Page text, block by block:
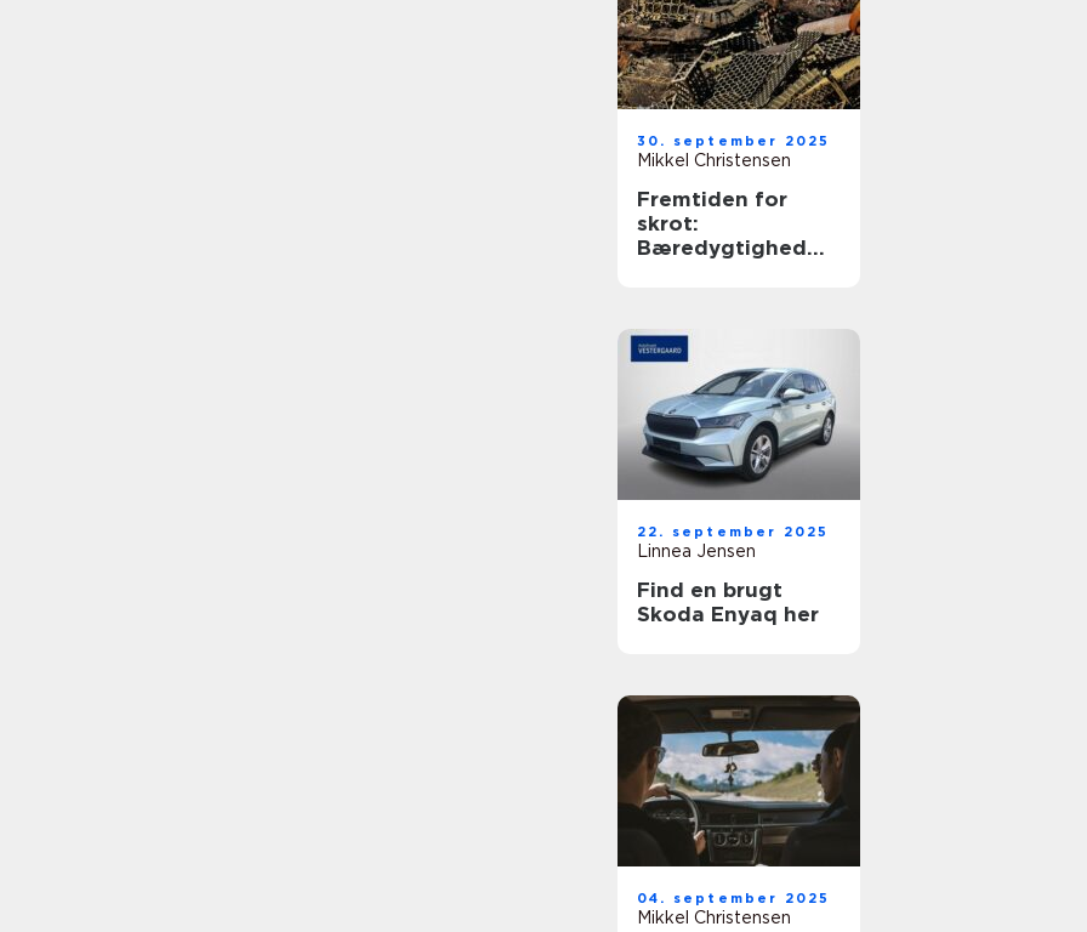
30. september 2025
Mikkel Christensen
Fremtiden for
skrot:
Bæredygtighed
22. september 2025
Linnea Jensen
Find en brugt
Skoda Enyaq her
04. september 2025
Mikkel Christensen